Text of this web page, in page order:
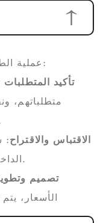
عملية الطلب لدينا تتسم بالكفاءة والشفافية:
تأكيد المتطلبات
متطلباتهم،
الاقتباس والاقتراح:
مع عرض فني.
تصميم
الأسعار،
القياسية10-15 يوم عمل